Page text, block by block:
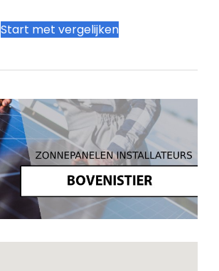
Start met vergelijken